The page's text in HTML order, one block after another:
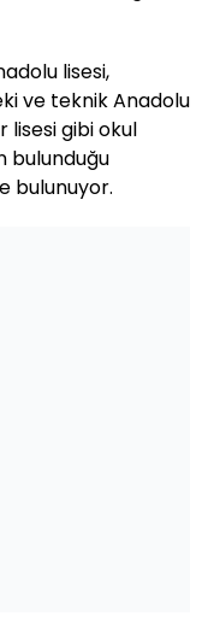
lisesi,
ve teknik Anadolu
lisesi gibi okul
bulunduğu
bulunuyor.